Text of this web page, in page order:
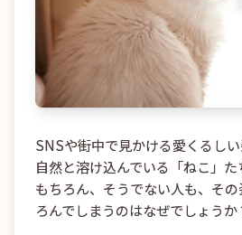
SNSや街中で見かける愛くるし
自然と溶け込んでいる「ねこ」
もちろん、そうでない人も、そ
ろんでしまうのはなぜでしょうか